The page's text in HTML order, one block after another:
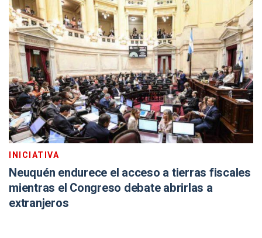
INICIATIVA
Neuquén endurece el acceso a tierras fiscales
mientras el Congreso debate abrirlas a
extranjeros